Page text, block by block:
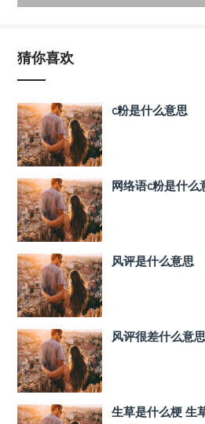
猜你喜欢
c粉是什么意思
网络语c粉是什么
风评是什么意思
风评很差什么意
生草是什么梗 生